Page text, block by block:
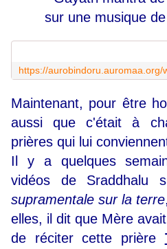
sur une musique
Maintenant, pour être
aussi que c'était à
prières qui lui
Il y a quelques
vidéos de Sraddhalu
supramentale sur la terre
elles, il dit que Mère
de réciter cette prière